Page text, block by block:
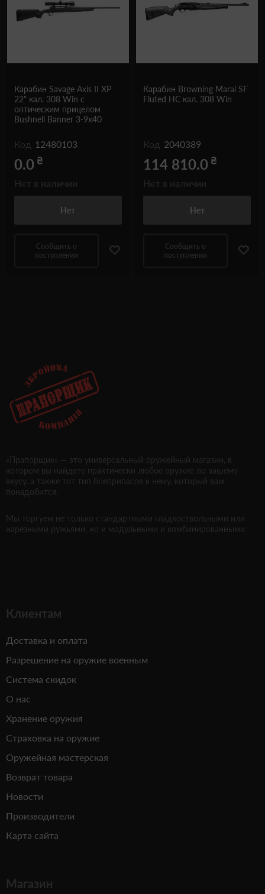
Карабин Savage Axis II XP
22" кал. 308 Win с
оптическим прицелом
Bushnell Banner 3-9x40
Код 12480103
0.0 ₴
Нет
Сообщить о
поступлении
Карабин Browning Maral SF
Fluted HC кал. 308 Win
Код 2040389
114 810.0 ₴
Нет
Сообщить о
поступлении
«Прапорщик» — это универсальный оружейный магазин, в
котором вы найдете практически любое оружие по вашему
вкусу, а также тот тип боеприпасов к нему, который вам
понадобится.
Мы торгуем не только стандартными гладкоствольными или
нарезными ружьями, но и модульными и комбинированными.
Клиентам
Доставка и оплата
Разрешение на оружие военным
Система скидок
О нас
Хранение оружия
Страховка на оружие
Оружейная мастерская
Возврат товара
Новости
Производители
Карта сайта
Магазин